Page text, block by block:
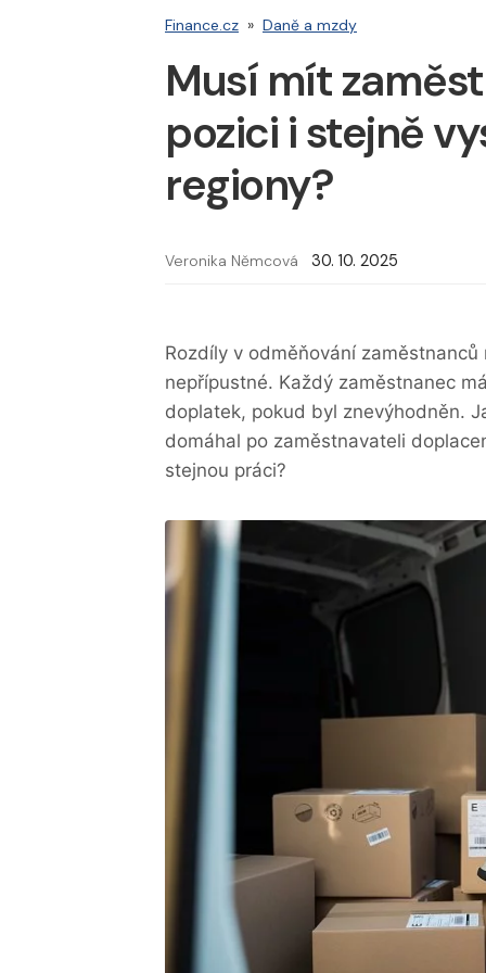
Finance.cz » Daně a mzdy
Musí mít
pozici i stejně
regiony?
Veronika Němcová 30. 10. 2025
Rozdíly v odměňování
nepřípustné. Každý zaměstnanec
doplatek, pokud byl znevýhodněn.
domáhal po zaměstnavateli
stejnou práci?